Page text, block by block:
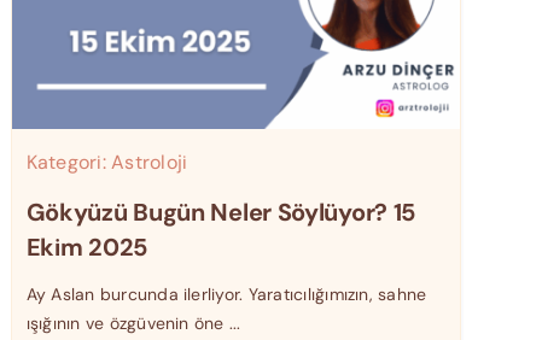
Kategori:Astroloji
Gökyüzü Bugün Neler Söylüyor? 15
Ekim 2025
Ay Aslan burcunda ilerliyor. Yaratıcılığımızın, sahne
ışığının ve özgüvenin öne ...